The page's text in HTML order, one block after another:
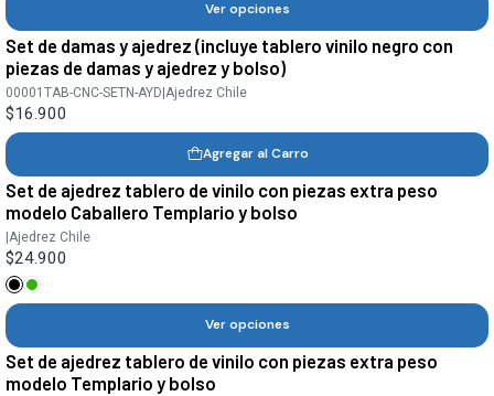
Ver opciones
Set de damas y ajedrez (incluye tablero vinilo negro con
piezas de damas y ajedrez y bolso)
00001TAB-CNC-SETN-AYD|Ajedrez Chile
$16.900
Agregar al Carro
Set de ajedrez tablero de vinilo con piezas extra peso
modelo Caballero Templario y bolso
|Ajedrez Chile
$24.900
Ver opciones
Set de ajedrez tablero de vinilo con piezas extra peso
modelo Templario y bolso